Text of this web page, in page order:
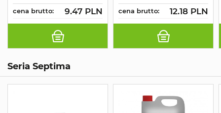
cena brutto: 9.47 PLN cena brutto: 12.18 PLN
Seria Septima